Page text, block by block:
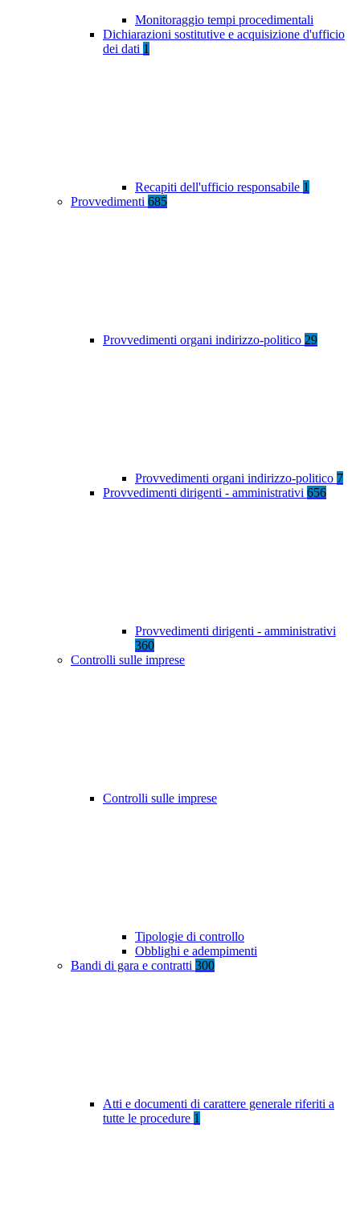
Monitoraggio tempi procedimentali
Dichiarazioni sostitutive e acquisizione d'ufficio
dei dati 1
Recapiti dell'ufficio responsabile 1
Provvedimenti 685
Provvedimenti organi indirizzo-politico 29
Provvedimenti organi indirizzo-politico 7
Provvedimenti dirigenti - amministrativi 656
Provvedimenti dirigenti - amministrativi
360
Controlli sulle imprese
Controlli sulle imprese
Tipologie di controllo
Obblighi e adempimenti
Bandi di gara e contratti 300
Atti e documenti di carattere generale riferiti a
tutte le procedure 1